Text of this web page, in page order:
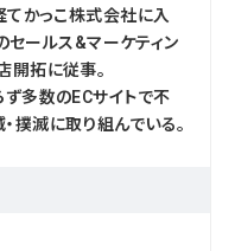
てかっこ株式会社に入
セールス&マーケティン
開拓に従事。
多数のECサイトで不
撲滅に取り組んでいる。